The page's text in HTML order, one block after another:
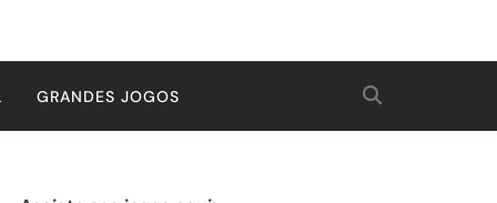
o Resultado Esconde o Progresso
GRANDES JOGOS